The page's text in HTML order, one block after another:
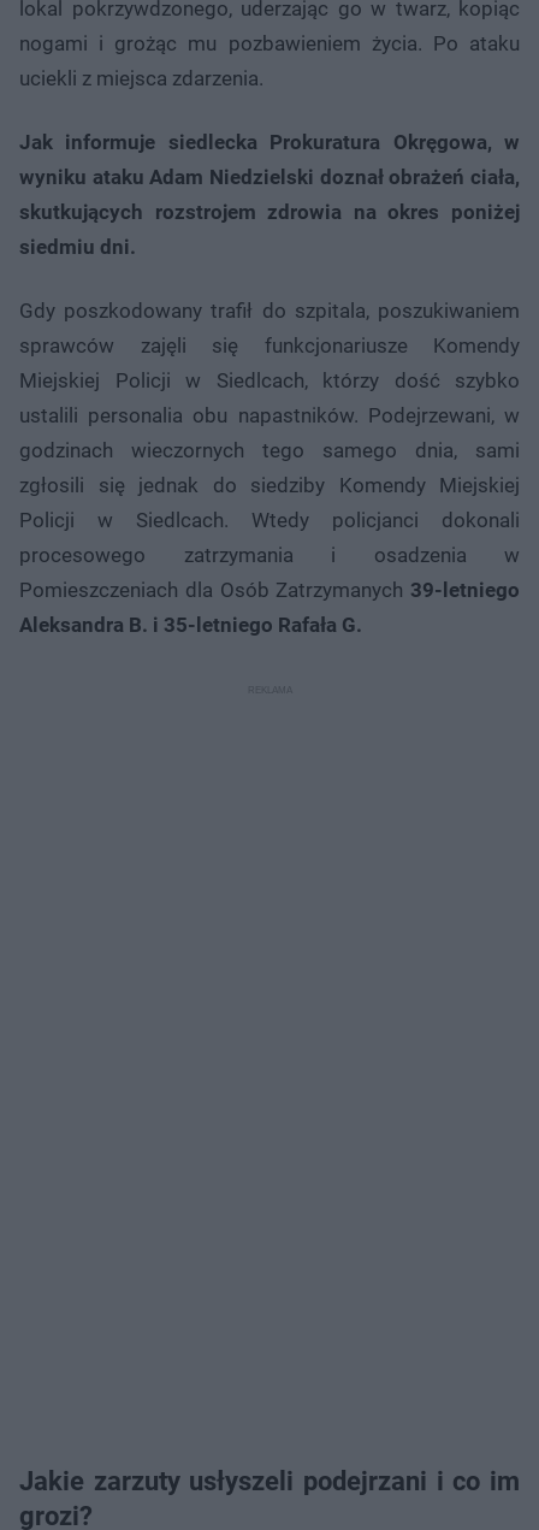
lokal pokrzywdzonego, uderzając go w twarz, kopiąc
nogami i grożąc mu pozbawieniem życia. Po ataku
uciekli z miejsca zdarzenia.
Jak informuje siedlecka Prokuratura Okręgowa, w
wyniku ataku Adam Niedzielski doznał obrażeń ciała,
skutkujących rozstrojem zdrowia na okres poniżej
siedmiu dni.
Gdy poszkodowany trafił do szpitala, poszukiwaniem
sprawców zajęli się funkcjonariusze Komendy
Miejskiej Policji w Siedlcach, którzy dość szybko
ustalili personalia obu napastników. Podejrzewani, w
godzinach wieczornych tego samego dnia, sami
zgłosili się jednak do siedziby Komendy Miejskiej
Policji w Siedlcach. Wtedy policjanci dokonali
procesowego zatrzymania i osadzenia w
Pomieszczeniach dla Osób Zatrzymanych 39-letniego
Aleksandra B. i 35-letniego Rafała G.
Jakie zarzuty usłyszeli podejrzani i co im
grozi?